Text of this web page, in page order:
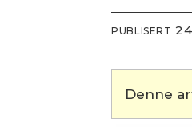
PUBLISERT
Denne